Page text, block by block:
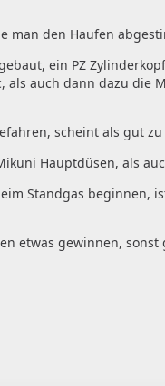
man den Haufen
ein PZ
als auch dann dazu die
scheint als gut
Hauptdüsen, als
Standgas beginnen,
etwas gewinnen, sonst